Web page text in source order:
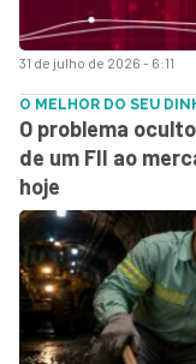
31 de julho de 2026 - 6:11
O MELHOR DO SEU
O problema
de um FII ao
hoje